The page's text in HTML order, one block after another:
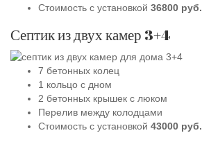
Стоимость с установкой 36800 руб.
Септик из двух камер 3+4
7 бетонных колец
1 кольцо с дном
2 бетонных крышек с люком
Перелив между колодцами
Стоимость с установкой 43000 руб.